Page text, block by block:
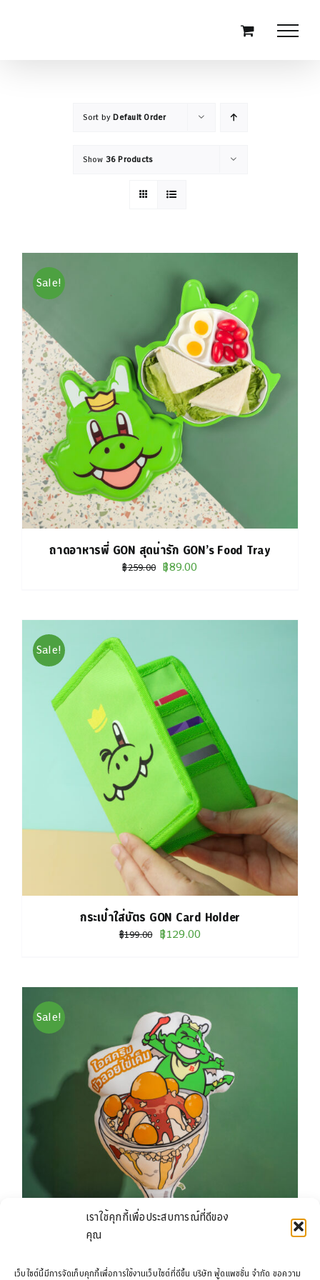
เราใช้คุกกี้เพื่อประสบการณ์ที่ดีของ
คุณ
เว็บไซต์นี้มีการจัดเก็บคุกกี้เพื่อการใช้งานเว็บไซต์ที่ดีขึ้น บริษัท ฟู้ดแพชชั่น จำกัด ขอความ
Sort byDefault Order
Show 36 Products
Sale!
ถาดอาหารพี่ GON สุดน่ารัก GON’s Food Tray
฿259.00 Original
฿259.00.
฿89.00Current
฿89.00.
Sale!
กระเป๋าใส่บัตร GON Card Holder
฿199.00 Original
฿199.00.
฿129.00Current
฿129.00.
Sale!